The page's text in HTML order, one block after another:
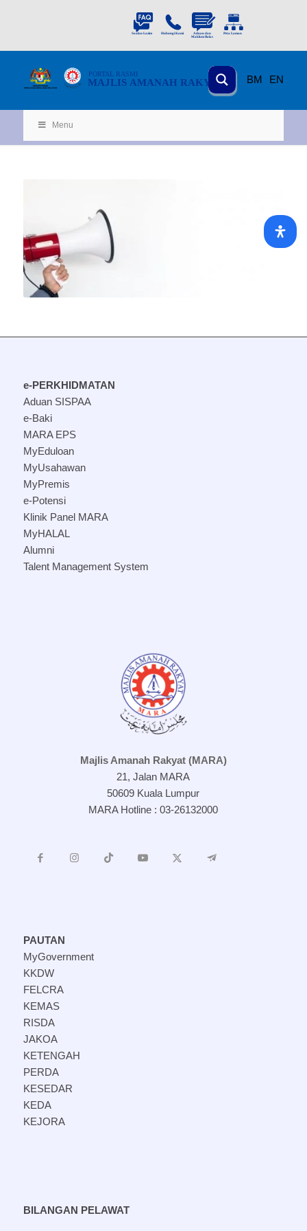
BM EN
MAJLIS AMANAH RAKYAT
PORTAL RASMI
KEMENTERIAN
KEMAJUAN DESA DAN WILA YAH
Menu
e-PERKHIDMATAN
Aduan SISPAA
e-Baki
MARA EPS
MyEduloan
MyUsahawan
MyPremis
e-Potensi
Klinik Panel MARA
MyHALAL
Alumni
Talent Management System
Majlis Amanah Rakyat (MARA)
21, Jalan MARA
50609 Kuala Lumpur
MARA Hotline : 03-26132000
PAUTAN
MyGovernment
KKDW
FELCRA
KEMAS
RISDA
JAKOA
KETENGAH
PERDA
KESEDAR
KEDA
KEJORA
BILANGAN PELAWAT